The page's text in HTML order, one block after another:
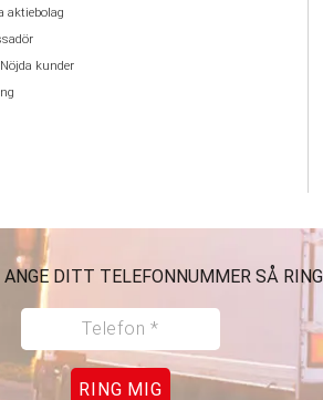
aktiebolag
kunder
ANGE DITT TELEFONNUMMER SÅ
RING MIG